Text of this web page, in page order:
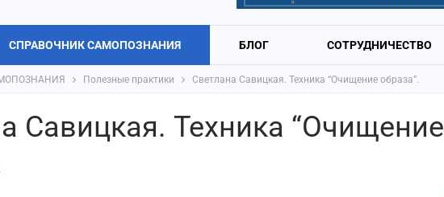
СПРАВОЧНИК САМОПОЗНАНИЯ БЛОГ СОТРУДНИЧЕСТВО
Полезные практики Светлана Савицкая. Техника “Очищение образа”.
Савицкая. Техника “Очищение